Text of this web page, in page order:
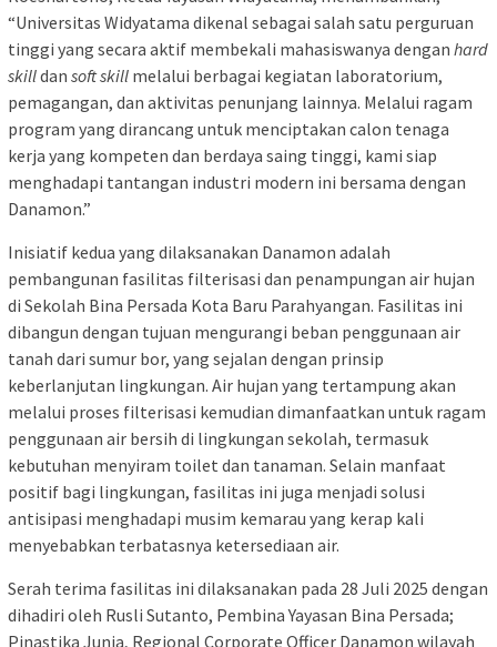
“Universitas Widyatama dikenal sebagai salah satu perguruan
tinggi yang secara aktif membekali mahasiswanya dengan hard
skilldan soft skill melalui berbagai kegiatan laboratorium,
pemagangan, dan aktivitas penunjang lainnya. Melalui ragam
program yang dirancang untuk menciptakan calon tenaga
kerja yang kompeten dan berdaya saing tinggi, kami siap
menghadapi tantangan industri modern ini bersama dengan
Danamon.”
Inisiatif kedua yang dilaksanakan Danamon adalah
pembangunan fasilitas filterisasi dan penampungan air hujan
di Sekolah Bina Persada Kota Baru Parahyangan. Fasilitas ini
dibangun dengan tujuan mengurangi beban penggunaan air
tanah dari sumur bor, yang sejalan dengan prinsip
keberlanjutan lingkungan. Air hujan yang tertampung akan
melalui proses filterisasi kemudian dimanfaatkan untuk ragam
penggunaan air bersih di lingkungan sekolah, termasuk
kebutuhan menyiram toilet dan tanaman. Selain manfaat
positif bagi lingkungan, fasilitas ini juga menjadi solusi
antisipasi menghadapi musim kemarau yang kerap kali
menyebabkan terbatasnya ketersediaan air.
Serah terima fasilitas ini dilaksanakan pada 28 Juli 2025 dengan
dihadiri oleh Rusli Sutanto, Pembina Yayasan Bina Persada;
Pinastika Junia, Regional Corporate Officer Danamon wilayah